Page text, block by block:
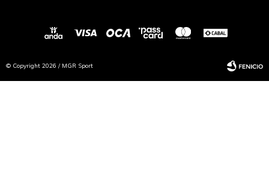
© Copyright 2026 / MGR Sport